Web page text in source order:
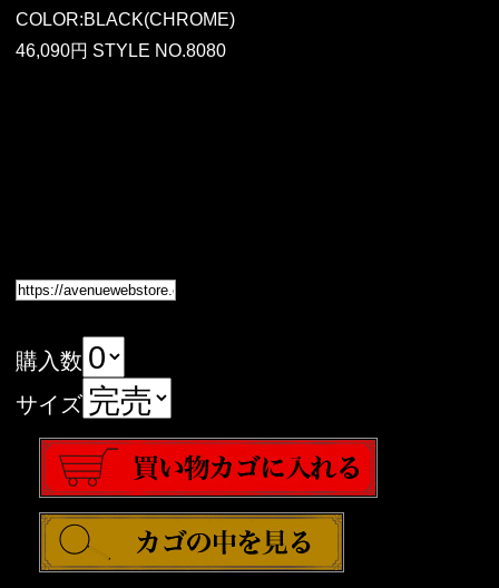
COLOR:BLACK(CHROME)
46,090円 STYLE NO.8080
購入数
サイズ